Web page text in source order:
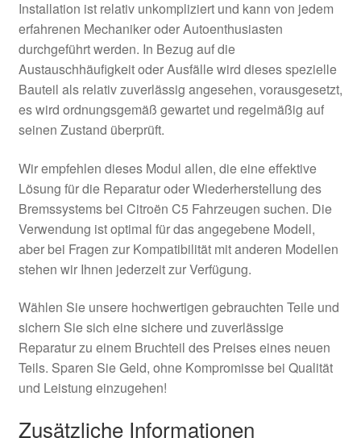
Installation ist relativ unkompliziert und kann von jedem
erfahrenen Mechaniker oder Autoenthusiasten
durchgeführt werden. In Bezug auf die
Austauschhäufigkeit oder Ausfälle wird dieses spezielle
Bauteil als relativ zuverlässig angesehen, vorausgesetzt,
es wird ordnungsgemäß gewartet und regelmäßig auf
seinen Zustand überprüft.
Wir empfehlen dieses Modul allen, die eine effektive
Lösung für die Reparatur oder Wiederherstellung des
Bremssystems bei Citroën C5 Fahrzeugen suchen. Die
Verwendung ist optimal für das angegebene Modell,
aber bei Fragen zur Kompatibilität mit anderen Modellen
stehen wir Ihnen jederzeit zur Verfügung.
Wählen Sie unsere hochwertigen gebrauchten Teile und
sichern Sie sich eine sichere und zuverlässige
Reparatur zu einem Bruchteil des Preises eines neuen
Teils. Sparen Sie Geld, ohne Kompromisse bei Qualität
und Leistung einzugehen!
Zusätzliche Informationen